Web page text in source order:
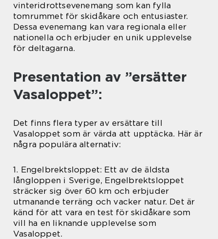
vinteridrottsevenemang som kan fylla
tomrummet för skidåkare och entusiaster.
Dessa evenemang kan vara regionala eller
nationella och erbjuder en unik upplevelse
för deltagarna.
Presentation av ”ersätter
Vasaloppet”:
Det finns flera typer av ersättare till
Vasaloppet som är värda att upptäcka. Här är
några populära alternativ:
1. Engelbrektsloppet: Ett av de äldsta
långloppen i Sverige, Engelbrektsloppet
sträcker sig över 60 km och erbjuder
utmanande terräng och vacker natur. Det är
känd för att vara en test för skidåkare som
vill ha en liknande upplevelse som
Vasaloppet.